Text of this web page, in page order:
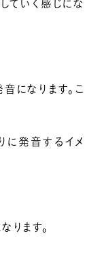
ていく感じにな
になります。こ
に発音するイメ
ります。